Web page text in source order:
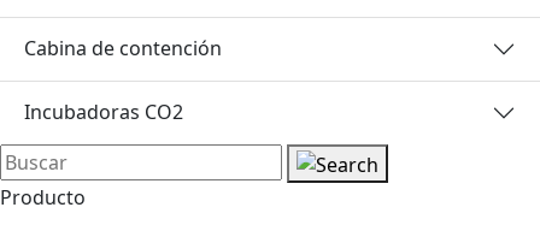
Cabina de contención
Incubadoras CO2
Producto